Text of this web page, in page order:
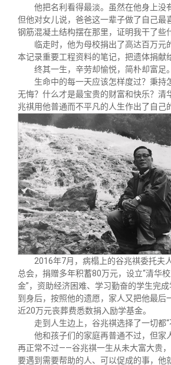
我要订阅
新媒体平台
清华故事
青春风采
校友文苑
校友讲坛
校友视界
终身学习
信息化服务
三创大赛
实用信息
校友总会
总会简介
会长致辞
总会章程
理事会名单
制度法规
联系我们
关闭
他把名利看得最淡。虽然在他身上没
但他对女儿说，爸爸这一辈子做了自己最
钢筋混凝土结构摆在那里，证明我干了些
临走时，他为母校捐出了高达百万元
本记录重要工程资料的笔记，把遗体捐献
终其一生，辛劳却愉悦，简朴却富足。
生命中的每一天应该怎样度过？秉持
无悔？什么才是最宝贵的财富和快乐？清
兆祺用他普通而不平凡的人生作出了自己
2016年7月，病榻上的谷兆祺委托夫
总会，捐赠多年积蓄80万元，设立“清华
金”，资助经济困难、学习勤奋的学生完
到身后，按照他的遗愿，家人又把他最后
近20万元丧葬费悉数捐入励学基金。
走到人生边上，谷兆祺选择了一切都“
他和孩子们的家庭再普通不过，但家
再正常不过——谷兆祺一生从未大富大贵
要遇到需要帮助的人、可以促成的事，他